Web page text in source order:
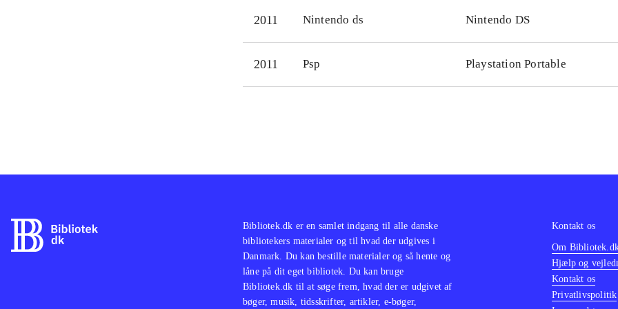
2011 Nintendo ds Nintendo DS
2011 Psp Playstation Portable
Bibliotek.dk er en samlet indgang til alle danske
bibliotekers materialer og til hvad der udgives i
Danmark. Du kan bestille materialer og så hente og
låne på dit eget bibliotek. Du kan bruge
Bibliotek.dk til at søge frem, hvad der er udgivet af
bøger, musik, tidsskrifter, artikler, e-bøger,
Kontakt os
Om
Hjælp og
Kontakt os
Privatlivspolitik